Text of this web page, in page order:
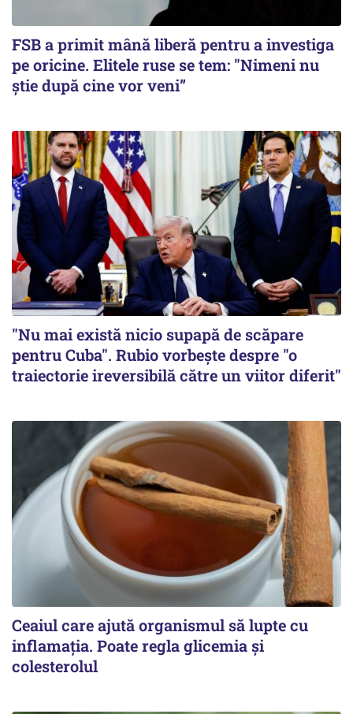
FSB a primit mână liberă pentru a investiga
pe oricine. Elitele ruse se tem: "Nimeni nu
știe după cine vor veni”
"Nu mai există nicio supapă de scăpare
pentru Cuba". Rubio vorbește despre "o
traiectorie ireversibilă către un viitor diferit"
Ceaiul care ajută organismul să lupte cu
inflamația. Poate regla glicemia și
colesterolul